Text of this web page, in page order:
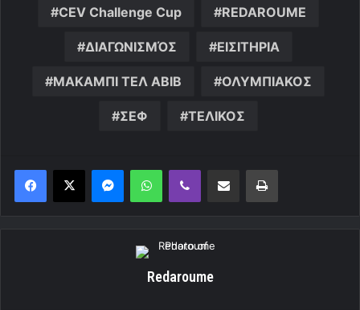
CEV Challenge Cup REDAROUME
ΔΙΑΓΩΝΙΣΜΌΣ ΕΙΣΙΤΗΡΙΑ
ΜΑΚΑΜΠΙ ΤΕΛ ΑΒΙΒ ΟΛΥΜΠΙΑΚΟΣ
ΣΕΦ ΤΕΛΙΚΟΣ
MessengerWhatsAppViber Κοινοποίηση μέσω ηλεκτρονικού ταχυδρομείουΕκτύπωση
Redaroume